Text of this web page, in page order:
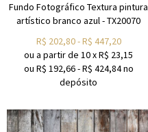
Fundo Fotográfico Textura pintura
artístico branco azul - TX20070
R$ 202,80-R$ 447,20
ou a partir de 10xR$ 23,15
ou R$ 192,66-R$ 424,84no
depósito